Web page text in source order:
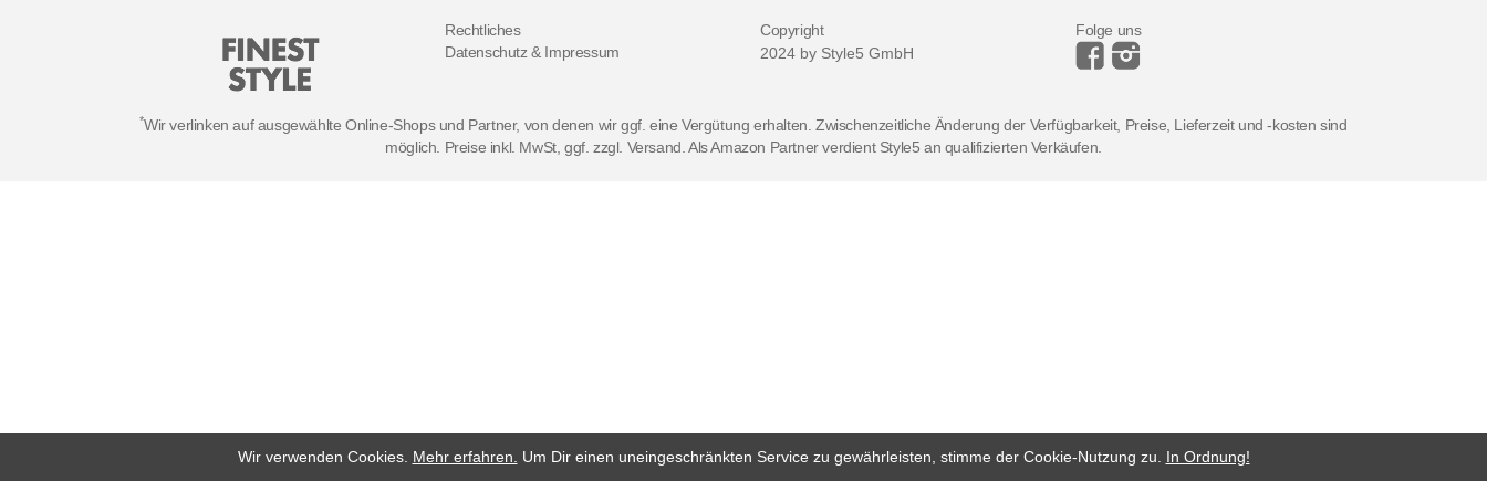
Wir verwenden Cookies. Mehr erfahren. Um Dir einen uneingeschränkten Service zu gewährleisten, stimme der Cookie-Nutzung zu. In Ordnung!
Rechtliches
Datenschutz & Impressum
Copyright
2024 by Style5 GmbH
Folge uns
*Wir verlinken auf ausgewählte Online-Shops und Partner, von denen wir ggf. eine Vergütung erhalten. Zwischenzeitliche Änderung der Verfügbarkeit, Preise, Lieferzeit und -kosten sind
möglich. Preise inkl. MwSt, ggf. zzgl. Versand. Als Amazon Partner verdient Style5 an qualifizierten Verkäufen.